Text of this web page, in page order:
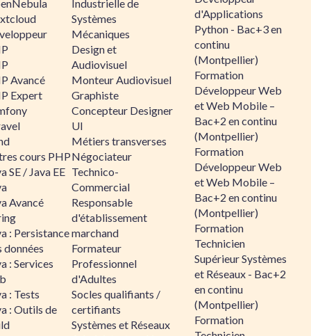
Avancé
Expert
cours PHP
SE / Java EE
Avancé
: Persistance
données
: Services
: Tests
: Outils de
Industrielle de
Systèmes
Mécaniques
Design et
Audiovisuel
Monteur Audiovisuel
Graphiste
Concepteur Designer
UI
Métiers transverses
Négociateur
Technico-
Commercial
Responsable
d'établissement
marchand
Formateur
Professionnel
d'Adultes
Socles qualifiants /
certifiants
Systèmes et Réseaux
d'Applications
Python - Bac+3 en
continu
(Montpellier)
Formation
Développeur Web
et Web Mobile –
Bac+2 en continu
(Montpellier)
Formation
Développeur Web
et Web Mobile –
Bac+2 en continu
(Montpellier)
Formation
Technicien
Supérieur Systèmes
et Réseaux - Bac+2
en continu
(Montpellier)
Formation